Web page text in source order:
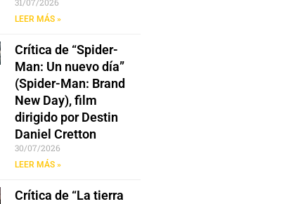
LEER MÁS »
Crítica de “Spider-
Man: Un nuevo día”
(Spider-Man: Brand
New Day), film
dirigido por Destin
Daniel Cretton
30/07/2026
LEER MÁS »
Crítica de “La tierra